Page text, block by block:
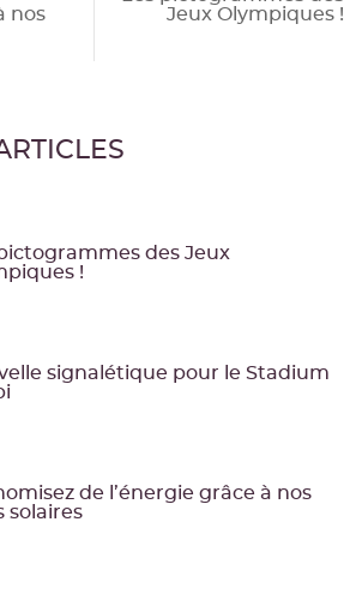
nos
Jeux Olympiques !
des Jeux
!
signalétique pour le Stadium
de l’énergie grâce à nos
solaires